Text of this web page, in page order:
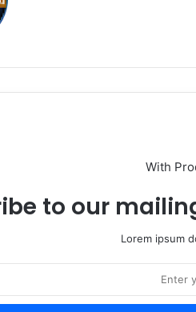
With
to our
Lorem ipsum